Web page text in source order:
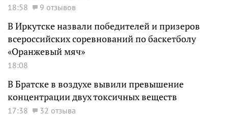
18:58 9 отзывов
В Иркутске назвали победителей и призеров
всероссийских соревнований по баскетболу
«Оранжевый мяч»
18:08
В Братске в воздухе вывили превышение
концентрации двух токсичных веществ
17:38 32 отзыва